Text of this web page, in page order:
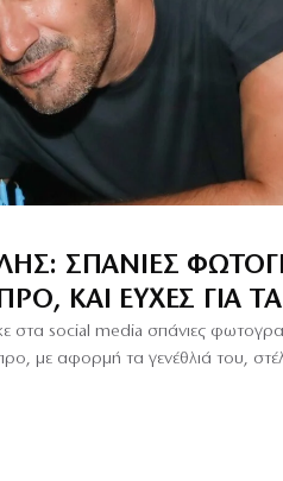
ΣΠΆΝΙΕΣ
ΚΑΙ ΕΥΧΈΣ ΓΙΑ
στα social media σπάνιες
με αφορμή τα γενέθλιά του,